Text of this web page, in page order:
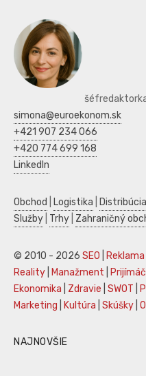
simona@euroekonom.sk
+421 907 234 066
+420 774 699 168
LinkedIn
Obchod Logistika Distribúcia
Služby Trhy Zahraničný
© 2010 - 2026 SEO Reklama
Reality
Manažment
Ekonomika
Zdravie SWOT
Marketing
Kultúra Skúšky
NAJNOVŠIE